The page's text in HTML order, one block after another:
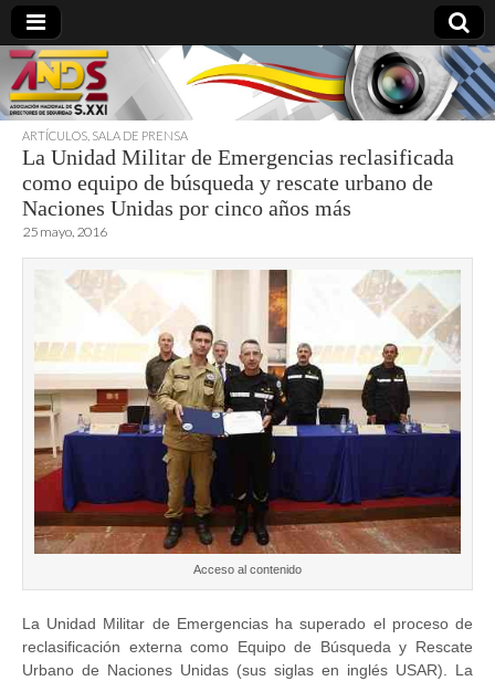
directoresdeseguridad.es
ARTÍCULOS SALA DE PRENSA
La Unidad Militar de Emergencias reclasificada
como equipo de búsqueda y rescate urbano de
Naciones Unidas por cinco años más
25 mayo, 2016
Acceso al contenido
La Unidad Militar de Emergencias ha superado el proceso de
reclasificación externa como Equipo de Búsqueda y Rescate
Urbano de Naciones Unidas (sus siglas en inglés USAR). La